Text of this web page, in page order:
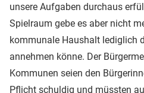
unsere Aufgaben durchaus
Spielraum gebe es aber nicht
kommunale Haushalt lediglich
annehmen könne. Der
Kommunen seien den
Pflicht schuldig und müssten